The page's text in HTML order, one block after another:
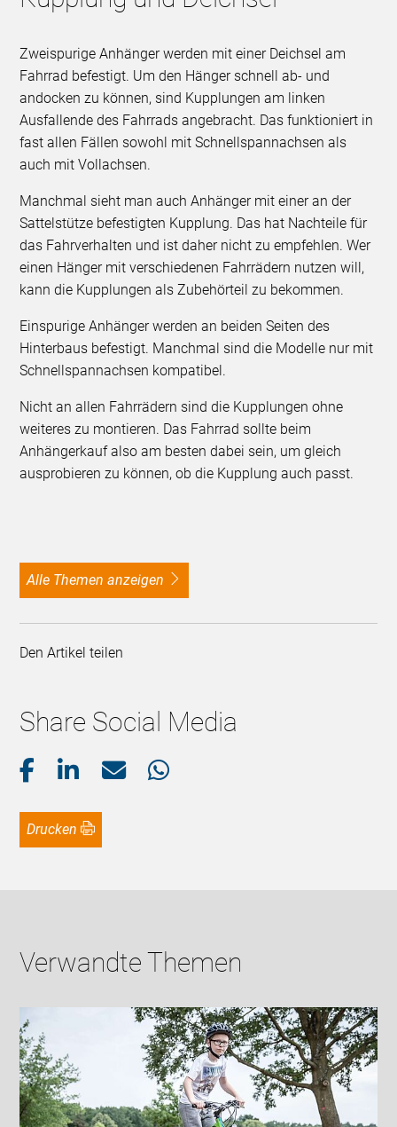
Zweispurige Anhänger werden mit einer Deichsel am
Fahrrad befestigt. Um den Hänger schnell ab- und
andocken zu können, sind Kupplungen am linken
Ausfallende des Fahrrads angebracht. Das funktioniert in
fast allen Fällen sowohl mit Schnellspannachsen als
auch mit Vollachsen.
Manchmal sieht man auch Anhänger mit einer an der
Sattelstütze befestigten Kupplung. Das hat Nachteile für
das Fahrverhalten und ist daher nicht zu empfehlen. Wer
einen Hänger mit verschiedenen Fahrrädern nutzen will,
kann die Kupplungen als Zubehörteil zu bekommen.
Einspurige Anhänger werden an beiden Seiten des
Hinterbaus befestigt. Manchmal sind die Modelle nur mit
Schnellspannachsen kompatibel.
Nicht an allen Fahrrädern sind die Kupplungen ohne
weiteres zu montieren. Das Fahrrad sollte beim
Anhängerkauf also am besten dabei sein, um gleich
ausprobieren zu können, ob die Kupplung auch passt.
alle Themen anzeigen
Den Artikel teilen
Share Social Media
Drucken
Verwandte Themen